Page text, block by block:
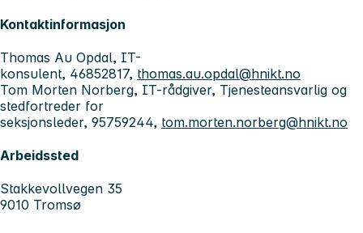
Kontaktinformasjon
Thomas Au Opdal, IT-
konsulent, 46852817, thomas.au.opdal@hnikt.no
Tom Morten Norberg, IT-rådgiver, Tjenesteansvarlig og
stedfortreder for
seksjonsleder, 95759244, tom.morten.norberg@hnikt.no
Arbeidssted
Stakkevollvegen 35
9010 Tromsø